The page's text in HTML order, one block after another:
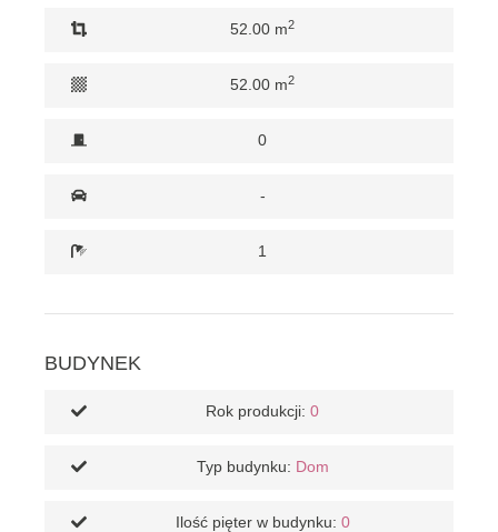
52.00 m2
52.00 m2
0
-
1
BUDYNEK
Rok produkcji: 0
Typ budynku: Dom
Ilość pięter w budynku: 0